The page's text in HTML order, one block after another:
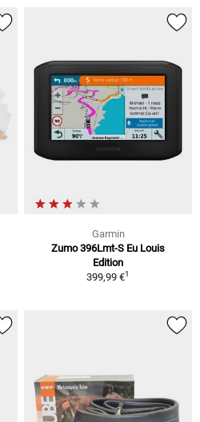
Garmin
Zumo 396Lmt-S Eu Louis
Edition
399,99 €1